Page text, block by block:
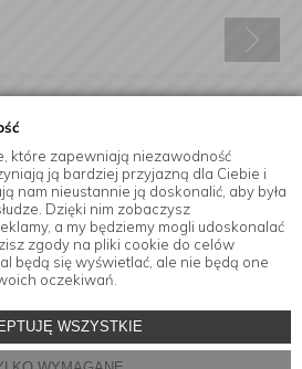
które zapewniają niezawodność
ją bardziej przyjazną dla Ciebie i
nam nieustannie ją doskonalić, aby była
Dzięki nim zobaczysz
a my będziemy mogli udoskonalać
zgody na pliki cookie do celów
będą się wyświetlać, ale nie będą one
oczekiwań.
WSZYSTKIE
adres e-mail.
Informacje
sklepie internetowym MensaHome.eu